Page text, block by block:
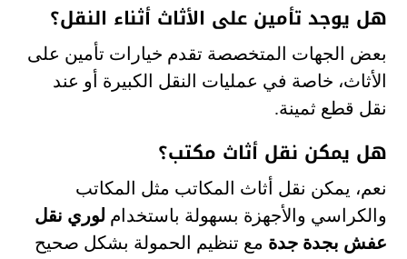
هل يوجد تأمين على الأثاث أثناء النقل؟
بعض الجهات المتخصصة تقدم خيارات تأمين على
الأثاث، خاصة في عمليات النقل الكبيرة أو عند
نقل قطع ثمينة.
هل يمكن نقل أثاث مكتب؟
نعم، يمكن نقل أثاث المكاتب مثل المكاتب
والكراسي والأجهزة بسهولة باستخدام لوري نقل
عفش بجدة جدة مع تنظيم الحمولة بشكل صحيح